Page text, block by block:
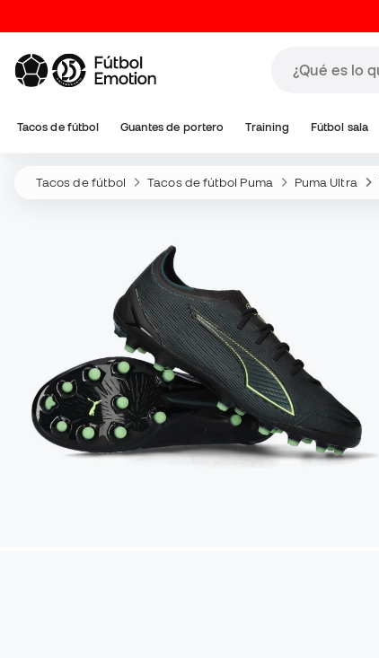
Tacos de fútbol Guantes de portero Training Fútbol sala
Tacos de fútbol Tacos de fútbol Puma Puma Ultra